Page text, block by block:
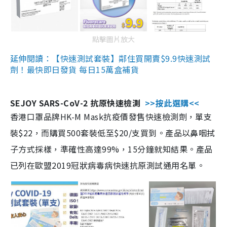
點擊圖片放大
延伸閱讀：【快速測試套裝】鄰住買開賣$9.9快速測試
劑！最快即日發貨 每日15萬盒補貨
SEJOY SARS-CoV-2 抗原快速檢測 >>按此選購<<
香港口罩品牌HK-M Mask抗疫價發售快速檢測劑，單支
裝$22，而購買500套裝低至$20/支買到。產品以鼻咽拭
子方式採樣，準確性高達99%，15分鐘就知結果。產品
已列在歐盟2019冠狀病毒病快速抗原測試通用名單。